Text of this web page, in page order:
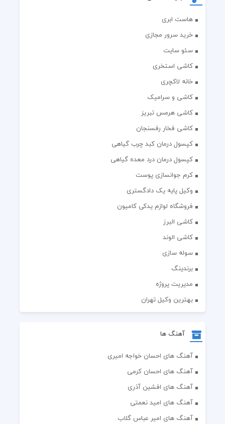
هاست ابری
خرید سرور مجازی
سئو سایت
کاشی استخری
خانه لاکچری
کاشی و سرامیک
کاشی هرمس تبریز
کاشی فخار رفسنجان
کپسول درمان کبد چرب گیاهی
کپسول درمان درد معده گیاهی
کرم جوانسازی پوست
وکیل پایه یک دادگستری
فروشگاه لوازم یدکی کامیون
کاشی البرز
کاشی الوند
سوله سازی
برندینگ
مدیریت پروژه
بهترین وکیل تهران
آهنگ ها
آهنگ های احسان خواجه امیری
آهنگ های احسان کرمی
آهنگ های افشین آذری
آهنگ های امید نعمتی
آهنگ های امیر عباس گلاب